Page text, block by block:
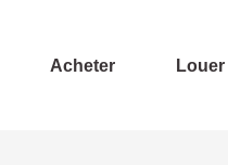
Acheter Louer